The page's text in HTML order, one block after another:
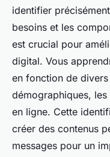
identifier
besoins et les
est crucial pour
digital. Vous
en fonction de
démographiques,
en ligne. Cette
créer des contenus
messages pour un